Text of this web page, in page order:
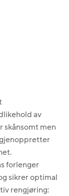
av
men
forlenger
sikrer optimal
rengjøring: